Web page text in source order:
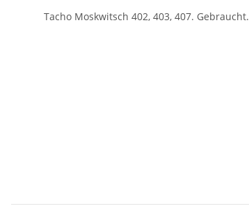
Tacho Moskwitsch 402, 403, 407. Gebraucht.